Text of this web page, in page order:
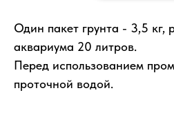
Один пакет грунта - 3,5 кг,
аквариума 20 литров.
Перед использованием
проточной водой.